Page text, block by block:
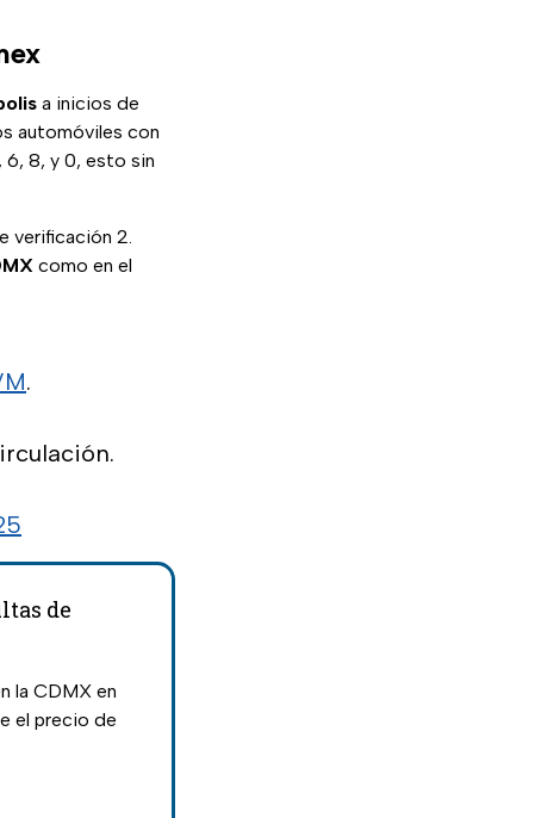
a inicios de
automóviles con
6, 8, y 0, esto sin
verificación 2.
como en el
.
de
la CDMX en
el precio de